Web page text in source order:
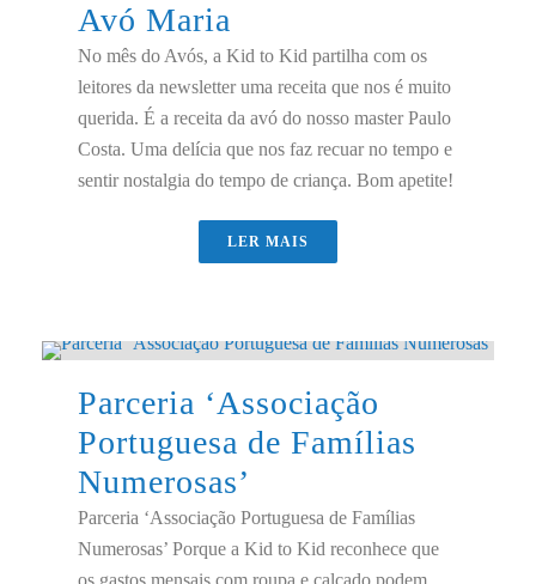
Avó Maria
No mês do Avós, a Kid to Kid partilha com os
leitores da newsletter uma receita que nos é muito
querida. É a receita da avó do nosso master Paulo
Costa. Uma delícia que nos faz recuar no tempo e
sentir nostalgia do tempo de criança. Bom apetite!
LER MAIS
Parceria ‘Associação
Portuguesa de Famílias
Numerosas’
Parceria ‘Associação Portuguesa de Famílias
Numerosas’ Porque a Kid to Kid reconhece que
os gastos mensais com roupa e calçado podem